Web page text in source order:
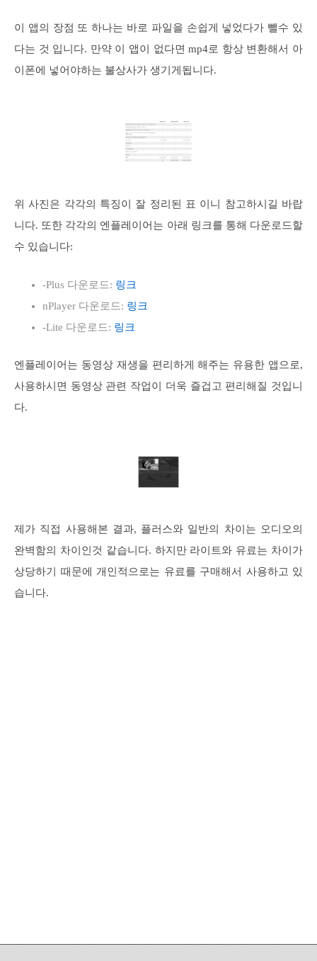
이 앱의 장점 또 하나는 바로 파일을 손쉽게 넣었다가 뺄수 있
다는 것 입니다. 만약 이 앱이 없다면 mp4로 항상 변환해서 아
이폰에 넣어야하는 불상사가 생기게됩니다.
위 사진은 각각의 특징이 잘 정리된 표 이니 참고하시길 바랍
니다. 또한 각각의 엔플레이어는 아래 링크를 통해 다운로드할
수 있습니다:
-Plus 다운로드: 링크
nPlayer 다운로드: 링크
-Lite 다운로드: 링크
엔플레이어는 동영상 재생을 편리하게 해주는 유용한 앱으로,
사용하시면 동영상 관련 작업이 더욱 즐겁고 편리해질 것입니
다.
제가 직접 사용해본 결과, 플러스와 일반의 차이는 오디오의
완벽함의 차이인것 같습니다. 하지만 라이트와 유료는 차이가
상당하기 때문에 개인적으로는 유료를 구매해서 사용하고 있
습니다.